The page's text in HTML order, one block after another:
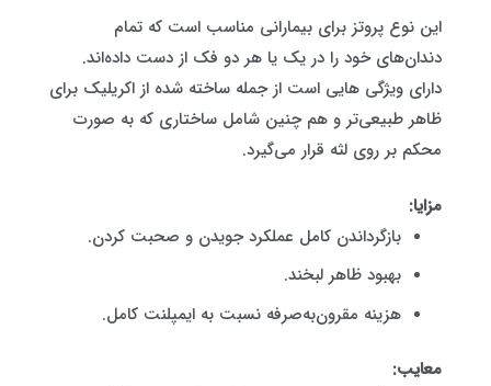
این نوع پروتز برای بیمارانی مناسب است که تمام
دندان‌های خود را در یک یا هر دو فک از دست داده‌اند.
دارای ویژگی هایی است از جمله ساخته شده از اکریلیک برای
ظاهر طبیعی‌تر و هم چنین شامل ساختاری که به صورت
محکم بر روی لثه قرار می‌گیرد.
مزایا:
بازگرداندن کامل عملکرد جویدن و صحبت کردن.
بهبود ظاهر لبخند.
هزینه مقرون‌به‌صرفه نسبت به ایمپلنت کامل.
معایب: